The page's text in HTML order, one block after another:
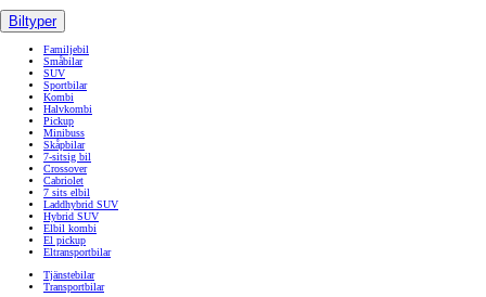
Biltyper
Familjebil
Småbilar
SUV
Sportbilar
Kombi
Halvkombi
Pickup
Minibuss
Skåpbilar
7-sitsig bil
Crossover
Cabriolet
7 sits elbil
Laddhybrid SUV
Hybrid SUV
Elbil kombi
El pickup
Eltransportbilar
Tjänstebilar
Transportbilar